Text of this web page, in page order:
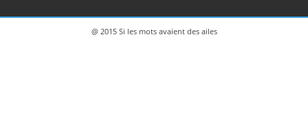
@ 2015 Si les mots avaient des ailes